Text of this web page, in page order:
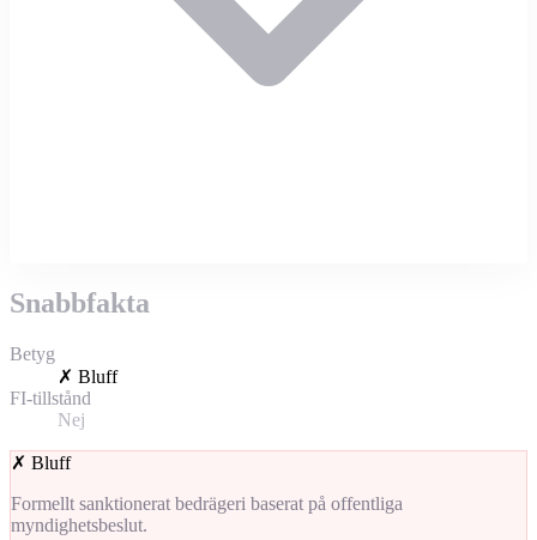
Snabbfakta
Betyg
✗ Bluff
FI-tillstånd
Nej
✗ Bluff
Formellt sanktionerat bedrägeri baserat på offentliga
myndighetsbeslut.